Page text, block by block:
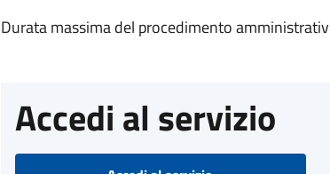
Durata massima del procedimento
Accedi al servizio